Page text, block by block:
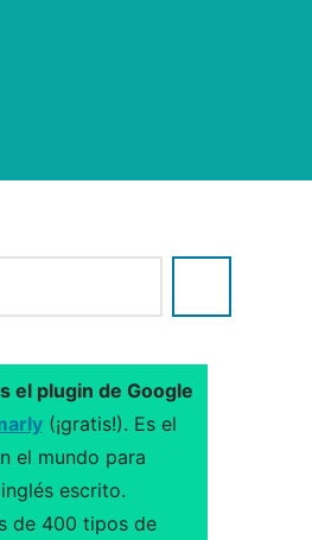
el plugin de Google
(¡gratis!). Es el
el mundo para
escrito.
de 400 tipos de